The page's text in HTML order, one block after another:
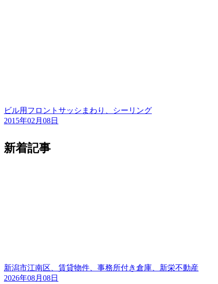
ビル用フロントサッシまわり、シーリング
2015年02月08日
新着記事
新潟市江南区、賃貸物件、事務所付き倉庫、新栄不動産
2026年08月08日